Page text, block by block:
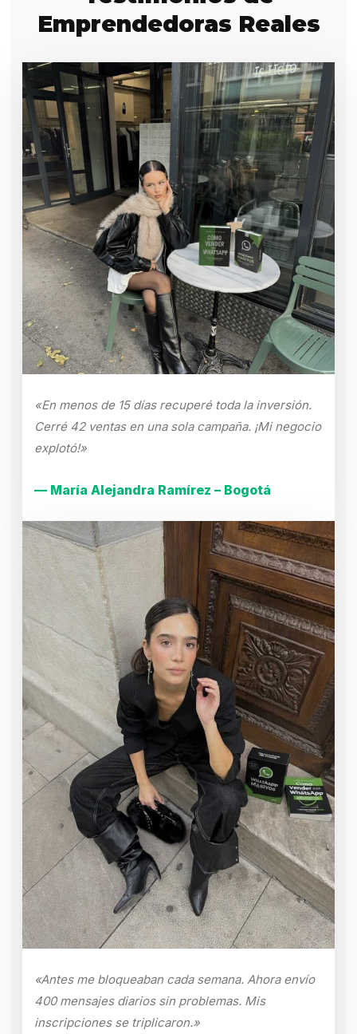
Emprendedoras Reales
«En menos de 15 días recuperé toda la inversión.
Cerré 42 ventas en una sola campaña. ¡Mi negocio
explotó!»
— María Alejandra Ramírez – Bogotá
«Antes me bloqueaban cada semana. Ahora envío
400 mensajes diarios sin problemas. Mis
inscripciones se triplicaron.»